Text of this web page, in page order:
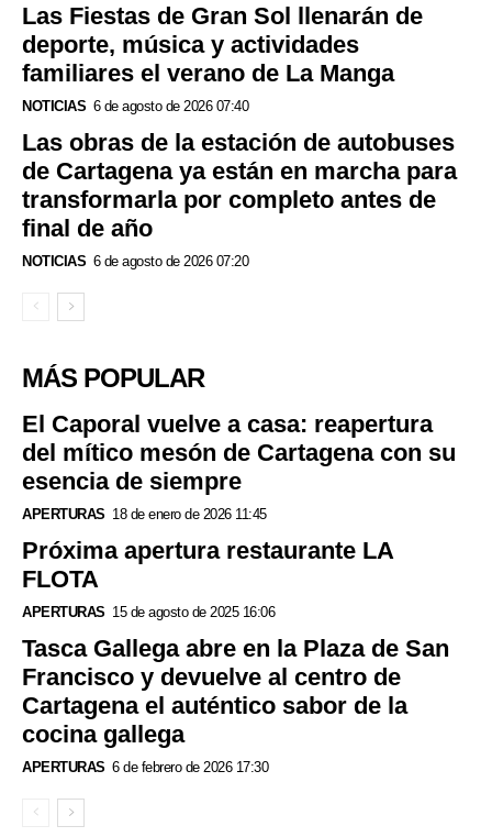
Las Fiestas de Gran Sol llenarán de
deporte, música y actividades
familiares el verano de La Manga
NOTICIAS 6 de agosto de 2026 07:40
Las obras de la estación de autobuses
de Cartagena ya están en marcha para
transformarla por completo antes de
final de año
NOTICIAS 6 de agosto de 2026 07:20
MÁS POPULAR
El Caporal vuelve a casa: reapertura
del mítico mesón de Cartagena con su
esencia de siempre
APERTURAS 18 de enero de 2026 11:45
Próxima apertura restaurante LA
FLOTA
APERTURAS 15 de agosto de 2025 16:06
Tasca Gallega abre en la Plaza de San
Francisco y devuelve al centro de
Cartagena el auténtico sabor de la
cocina gallega
APERTURAS 6 de febrero de 2026 17:30